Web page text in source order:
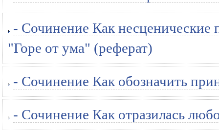
- Сочинение Как несценические
"Горе от ума" (реферат)
- Сочинение Как обозначить
- Сочинение Как отразилась